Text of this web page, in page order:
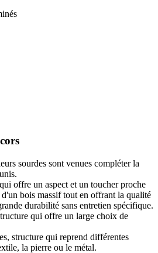
sourdes sont venues compléter la
offre un aspect et un toucher proche
bois massif tout en offrant la qualité
durabilité sans entretien spécifique.
qui offre un large choix de
structure qui reprend différentes
la pierre ou le métal.